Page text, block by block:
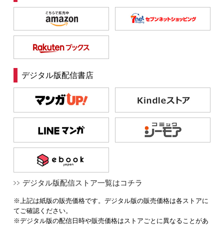
デジタル版配信書店
デジタル版配信ストア一覧はコチラ
※上記は紙版の販売価格です。デジタル版の販売価格は各ストアに
てご確認ください。
※デジタル版の配信日時や販売価格はストアごとに異なることがあ